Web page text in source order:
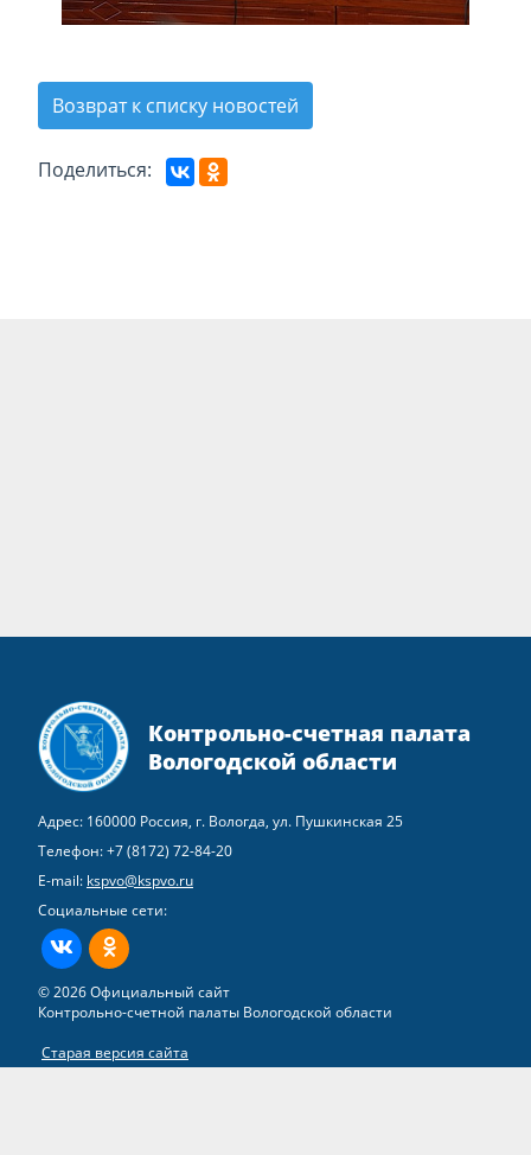
Возврат к списку новостей
Поделиться:
Контрольно-счетная палата
Вологодской области
Адрес: 160000 Россия, г. Вологда, ул. Пушкинская 25
Телефон:+7 (8172) 72-84-20
E-mail: kspvo@kspvo.ru
Социальные сети:
ВКонтактеОдноклассники
© 2026 Официальный сайт
Контрольно-счетной палаты Вологодской области
Старая версия сайта